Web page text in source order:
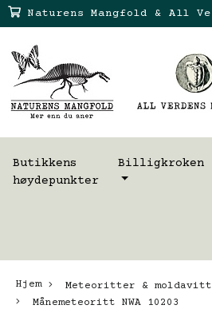
Naturens Mangfold & All
Butikkens
høydepunkter
Billigkroken
Hjem Meteoritter &
Månemeteoritt NWA 10203